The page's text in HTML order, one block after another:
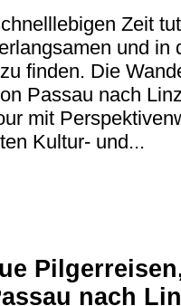
Zeit
und in
finden. Die
Passau nach
mit
Kultur- und...
nach